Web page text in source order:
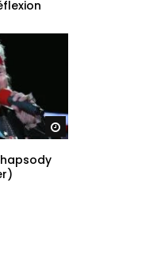
Biden, Q,